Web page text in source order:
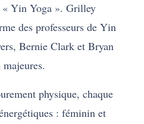
« Yin Yoga ». Grilley
des professeurs de Yin
Bernie Clark et Bryan
physique, chaque
: féminin et